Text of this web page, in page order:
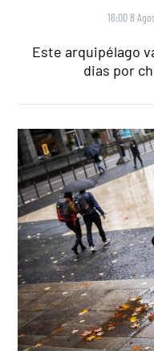
16:00 8
Este arquipélago
dias por